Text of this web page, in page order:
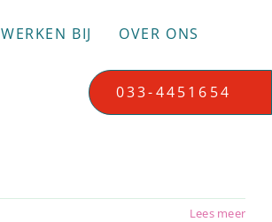
WERKEN BIJ OVER ONS
033-4451654
Lees meer